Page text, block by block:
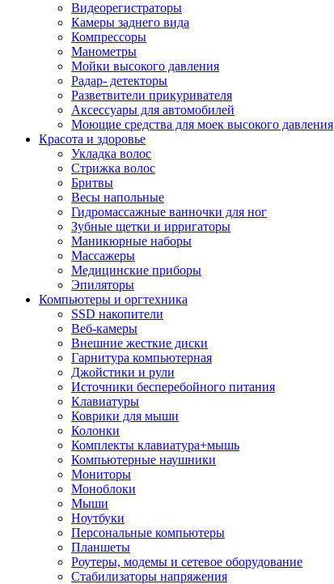
Видеорегистраторы
Камеры заднего вида
Компрессоры
Манометры
Мойки высокого давления
Радар- детекторы
Разветвители прикуривателя
Аксессуары для автомобилей
Моющие средства для моек высокого давления
Красота и здоровье
Укладка волос
Стрижка волос
Бритвы
Весы напольные
Гидромассажные ванночки для ног
Зубные щетки и ирригаторы
Маникюрные наборы
Массажеры
Медицинские приборы
Эпиляторы
Компьютеры и оргтехника
SSD накопители
Веб-камеры
Внешние жесткие диски
Гарнитура компьютерная
Джойстики и рули
Источники бесперебойного питания
Клавиатуры
Коврики для мыши
Колонки
Комплекты клавиатура+мышь
Компьютерные наушники
Мониторы
Моноблоки
Мыши
Ноутбуки
Персональные компьютеры
Планшеты
Роутеры, модемы и сетевое оборудование
Стабилизаторы напряжения